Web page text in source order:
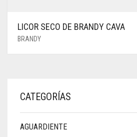
LICOR SECO DE BRANDY CAVA
BRANDY
CATEGORÍAS
AGUARDIENTE